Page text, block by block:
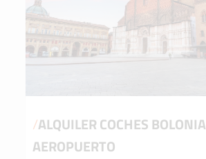
/ALQUILER COCHES BOLONIA
AEROPUERTO